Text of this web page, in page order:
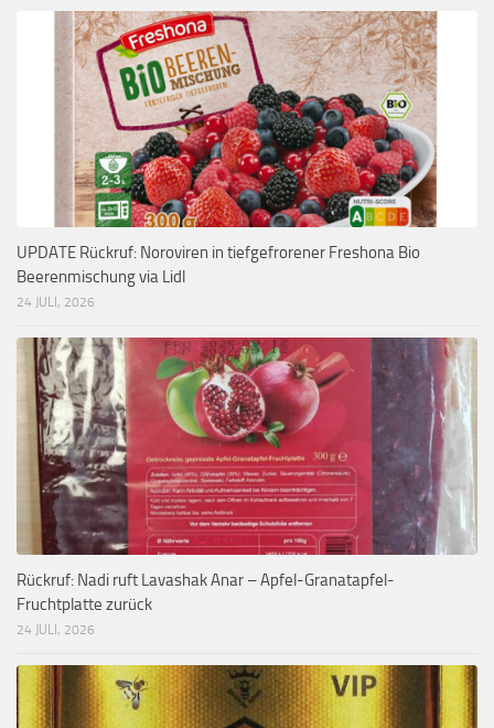
UPDATE Rückruf: Noroviren in tiefgefrorener Freshona Bio
Beerenmischung via Lidl
24 JULI, 2026
Rückruf: Nadi ruft Lavashak Anar – Apfel-Granatapfel-
Fruchtplatte zurück
24 JULI, 2026